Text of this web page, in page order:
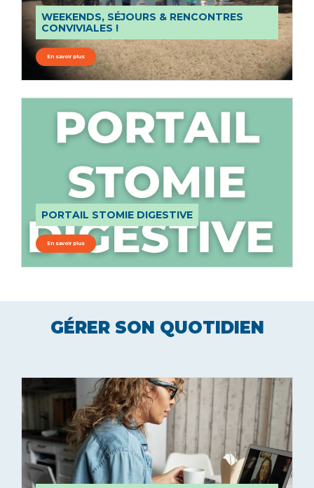
WEEKENDS, SÉJOURS & RENCONTRES
CONVIVIALES !
En savoir plus
PORTAIL STOMIE DIGESTIVE
En savoir plus
GÉRER SON QUOTIDIEN